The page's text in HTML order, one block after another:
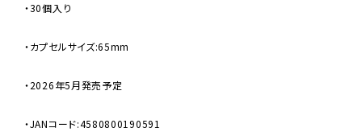
・30個入り
・カプセルサイズ:65mm
・2026年5月発売予定
・JANコード:4580800190591